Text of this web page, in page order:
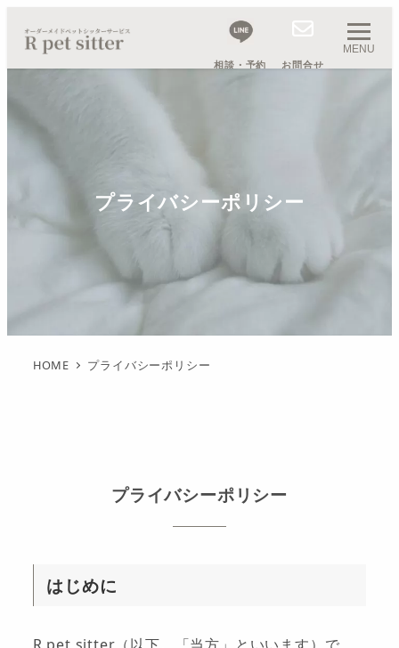
相談・予約 お問合せ
MENU
プライバシーポリシー
HOME プライバシーポリシー
プライバシーポリシー
はじめに
R pet sitter（以下、「当方」といいます）で